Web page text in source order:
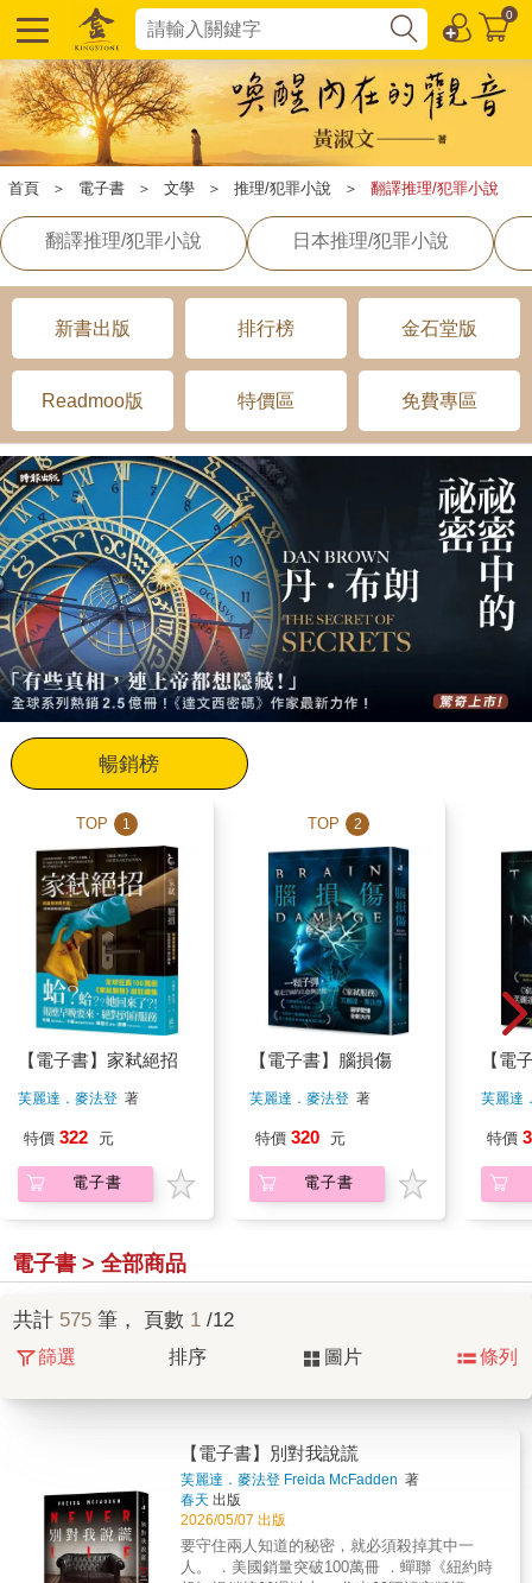
0
首頁 ＞ 電子書 ＞ 文學 ＞ 推理/犯罪小說 ＞ 翻譯推理/犯罪小說
翻譯推理/犯罪小說 日本推理/犯罪小說
新書出版 排行榜 金石堂版
Readmoo版 特價區 免費專區
暢銷榜
TOP 1
【電子書】家弒絕招
芙麗達．麥法登 著
特價 322 元
電子書
TOP 2
【電子書】腦損傷
芙麗達．麥法登 著
特價 320 元
電子書
【電
芙麗達
特價
電子書 > 全部商品
共計 575 筆， 頁數 1 /12
篩選 排序 圖片 條列
【電子書】別對我說謊
芙麗達．麥法登 Freida McFadden 著
春天 出版
2026/05/07 出版
要守住兩人知道的秘密，就必須殺掉其中一
人。 ．美國銷量突破100萬冊 ．蟬聯《紐約時